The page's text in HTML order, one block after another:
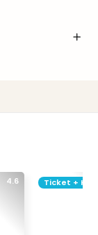
4.6 Ticket +